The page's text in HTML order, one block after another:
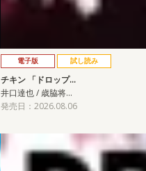
電子版 試し読み
チキン 「ドロップ…
井口達也 / 歳脇将…
発売日：2026.08.06